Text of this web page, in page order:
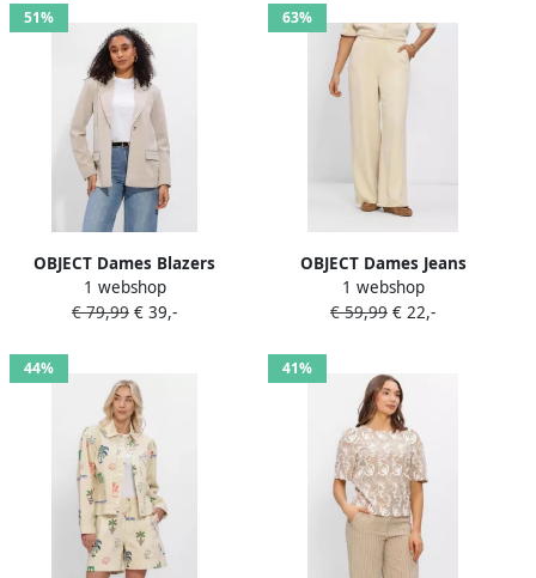
51%
OBJECT Dames Blazers
Objlisa Lo Blazer Beige
1 webshop
€ 79,99 € 39,-
63%
OBJECT Dames Jeans
Objframe Lisa Wide Mw
Pants Beige
1 webshop
€ 59,99 € 22,-
44% 41%